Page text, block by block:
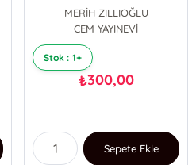
MERİH ZILLIOĞLU
CEM YAYINEVİ
Stok : 1+
₺300,00
Sepete Ekle